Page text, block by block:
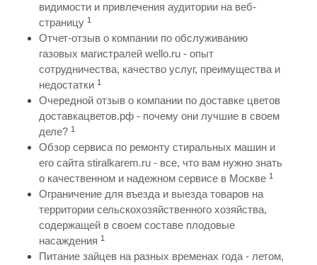
видимости и привлечения аудитории на веб-
страницу 1
Отчет-отзыв о компании по обслуживанию
газовых магистралей wello.ru - опыт
сотрудничества, качество услуг, преимущества и
недостатки 1
Очередной отзыв о компании по доставке цветов
доставкацветов.рф - почему они лучшие в своем
деле? 1
Обзор сервиса по ремонту стиральных машин и
его сайта stiralkarem.ru - все, что вам нужно знать
о качественном и надежном сервисе в Москве 1
Ограничение для въезда и выезда товаров на
территории сельскохозяйственного хозяйства,
содержащей в своем составе плодовые
насаждения 1
Питание зайцев на разных временах года - летом,